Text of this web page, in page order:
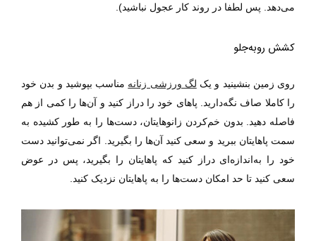
می‌دهد. پس لطفا در روند کار عجول نباشید).
کشش روبه‌جلو
روی زمین بنشینید و یک لگ ورزشی زنانه مناسب بپوشید و بدن خود
را کاملا صاف نگه‌دارید. پا‌ها‌ی خود را دراز کنید و آن‌ها را کمی از هم
فاصله دهید. بدون خم‌کردن زانو‌ها‌یتان، دست‌ها را به طور کشیده به
سمت پا‌ها‌یتان ببرید و سعی کنید آن‌ها را بگیرید. اگر نمی‌توانید دست
خود را به‌اندازه‌ای دراز کنید که پا‌ها‌یتان را بگیرید، پس در عوض
سعی کنید تا حد امکان دست‌ها را به پا‌ها‌یتان نزدیک کنید.